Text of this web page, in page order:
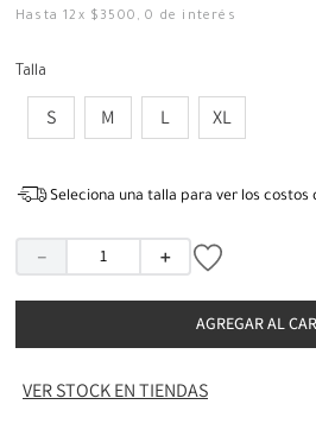
Hasta12 x $ 3500 ,0 de interés
Talla
S M L XL
Seleciona una talla para ver los costos
＋
－
AGREGAR AL
VER STOCK EN TIENDAS